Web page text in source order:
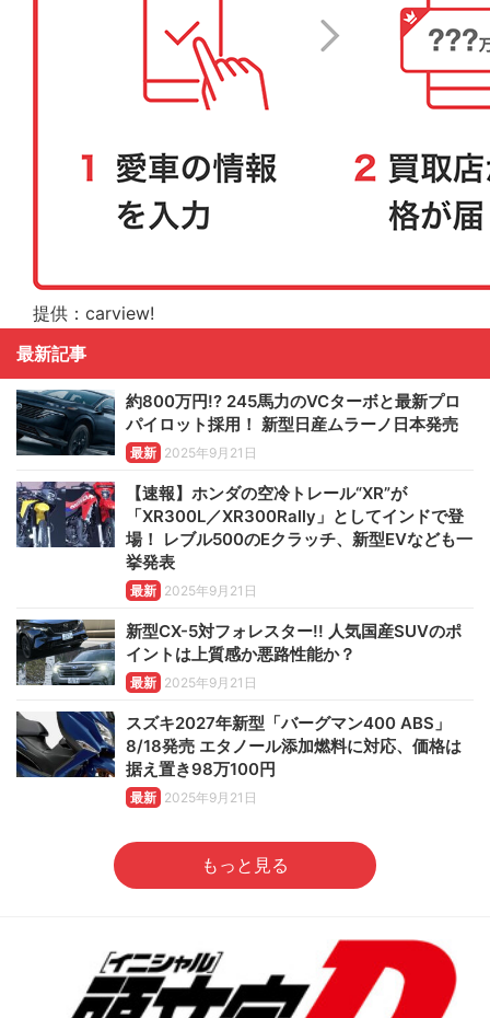
提供：carview!
最新記事
約800万円!? 245馬力のVCターボと最新プロ
パイロット採用！ 新型日産ムラーノ日本発売
最新 2025年9月21日
【速報】ホンダの空冷トレール“XR”が
「XR300L／XR300Rally」としてインドで登
場！ レブル500のEクラッチ、新型EVなども一
挙発表
最新 2025年9月21日
新型CX-5対フォレスター!! 人気国産SUVのポ
イントは上質感か悪路性能か？
最新 2025年9月21日
スズキ2027年新型「バーグマン400 ABS」
8/18発売 エタノール添加燃料に対応、価格は
据え置き98万100円
最新 2025年9月21日
もっと見る